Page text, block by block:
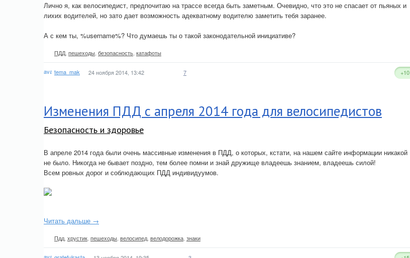
Лично я, как велосипедист, предпочитаю на трассе всегда быть заметным. Очевидно, что это не спасает от пьяных и
лихих водителей, но зато дает возможность адекватному водителю заметить тебя заранее.
А с кем ты, %username%? Что думаешь ты о такой законодательной инициативе?
ПДД пешеходы безопасность катафоты
tema_mak 24 ноября 2014, 13:42 7 +10
Изменения ПДД с апреля 2014 года для велосипедистов
Безопасность и здоровье
В апреле 2014 года были очень массивные изменения в ПДД, о которых, кстати, на нашем сайте информации никакой
не было. Никогда не бывает поздно, тем более помни и знай дружище владеешь знанием, владеешь силой!
Всем ровных дорог и соблюдающих ПДД индивидуумов.
Читать дальше →
Пдд хрустик пешеходы велосипед велодорожка знаки